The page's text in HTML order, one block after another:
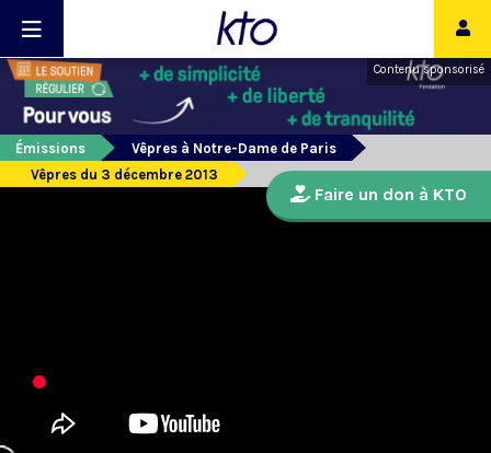
Contenu sponsorisé
Émissions
Vêpres à Notre-Dame de Paris
Vêpres du 3 décembre 2013
Faire un don à KTO